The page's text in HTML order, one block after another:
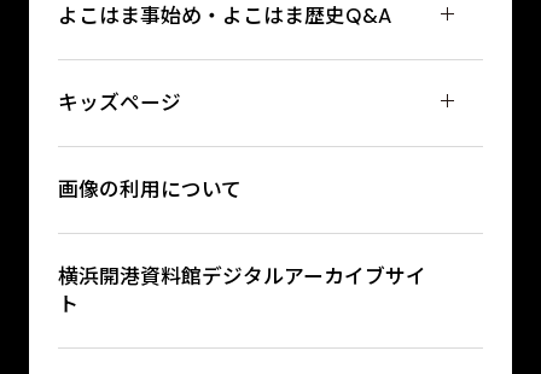
よこはま事始め・よこはま歴史Q&A
キッズページ
画像の利用について
横浜開港資料館デジタルアーカイブサイ
ト